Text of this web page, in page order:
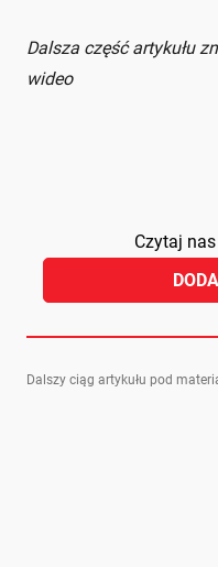
Dalsza część artykułu
wideo
Czytaj
Dalszy ciąg artykułu pod